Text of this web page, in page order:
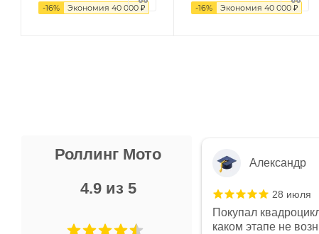
-16% Экономия 40 000 ₽ -16% Экономия 40 000₽
Роллинг Мото
4.9 из 5
Не понравились условия
Александр
28 июля
Покупал
каком этапе не